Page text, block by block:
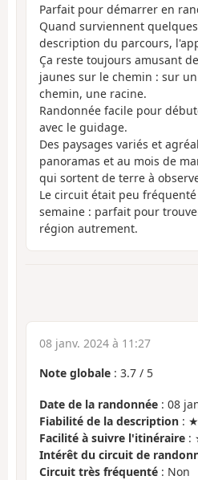
Parfait pour démarrer en
Quand surviennent
description du parcours,
Ça reste toujours amusant
jaunes sur le chemin : sur
chemin, une racine.
Randonnée facile pour
avec le guidage.
Des paysages variés et
panoramas et au mois de
qui sortent de terre à
Le circuit était peu
semaine : parfait pour
région autrement.
08 janv. 2024 à 11:27
Note globale : 3.7 / 5
Date de la randonnée : 08
Fiabilité de la description :
Facilité à suivre l'itinéraire :
Intérêt du circuit de
Circuit très fréquenté : Non